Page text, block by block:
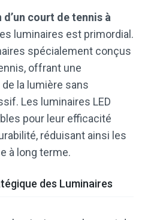
court de tennis à
luminaires est primordial.
spécialement conçus
offrant une
la lumière sans
Les luminaires LED
pour leur efficacité
réduisant ainsi les
à long terme.
des Luminaires